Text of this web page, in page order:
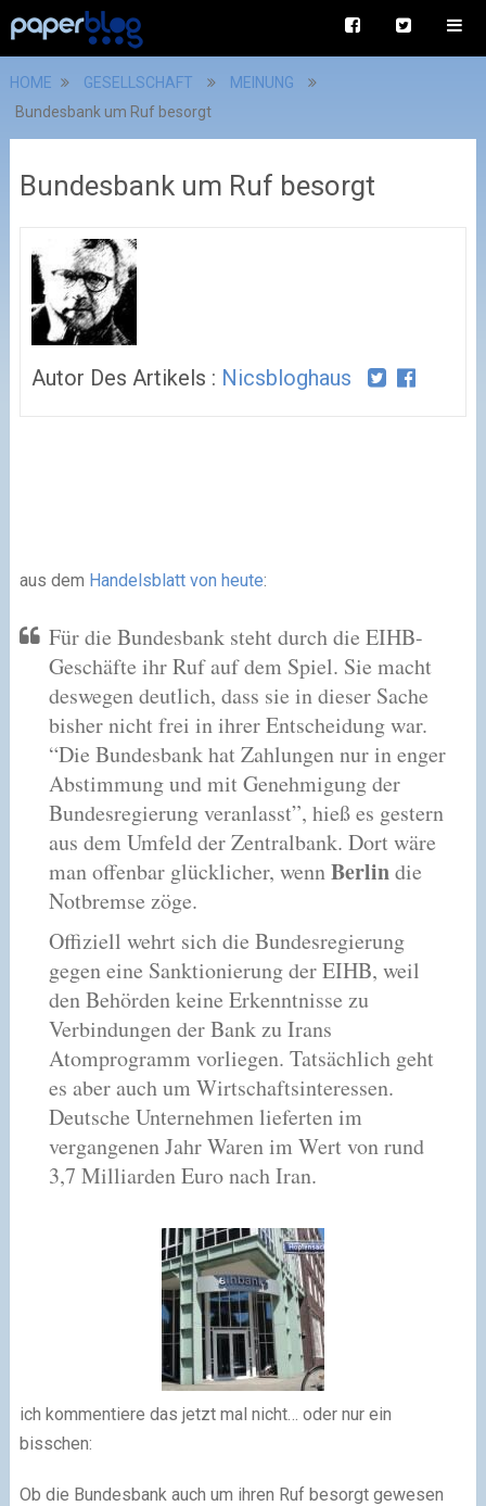
HOME GESELLSCHAFT
MEINUNG
Bundesbank um Ruf besorgt
Bundesbank um Ruf besorgt
Autor Des Artikels : Nicsbloghaus
aus dem Handelsblatt von heute:
Für die Bundesbank steht durch die EIHB-
Geschäfte ihr Ruf auf dem Spiel. Sie macht
deswegen deutlich, dass sie in dieser Sache
bisher nicht frei in ihrer Entscheidung war.
“Die Bundesbank hat Zahlungen nur in enger
Abstimmung und mit Genehmigung der
Bundesregierung veranlasst”, hieß es gestern
aus dem Umfeld der Zentralbank. Dort wäre
man offenbar glücklicher, wennBerlindie
Notbremse zöge.
Offiziell wehrt sich die Bundesregierung
gegen eine Sanktionierung der EIHB, weil
den Behörden keine Erkenntnisse zu
Verbindungen der Bank zu Irans
Atomprogramm vorliegen. Tatsächlich geht
es aber auch um Wirtschaftsinteressen.
Deutsche Unternehmen lieferten im
vergangenen Jahr Waren im Wert von rund
3,7 Milliarden Euro nach Iran.
ich kommentiere das jetzt mal nicht… oder nur ein
bisschen:
Ob die Bundesbank auch um ihren Ruf besorgt gewesen